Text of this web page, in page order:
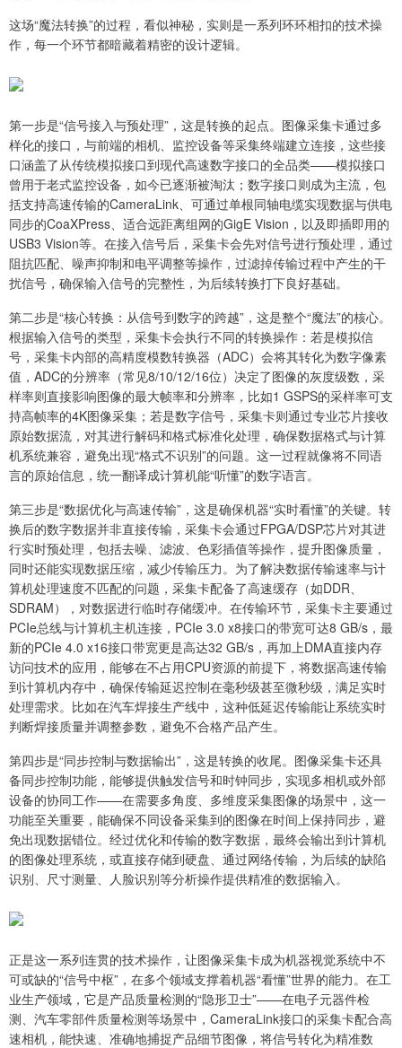
这场“魔法转换”的过程，看似神秘，实则是一系列环环相扣的技术操
作，每一个环节都暗藏着精密的设计逻辑。
第一步是“信号接入与预处理”，这是转换的起点。图像采集卡通过多
样化的接口，与前端的相机、监控设备等采集终端建立连接，这些接
口涵盖了从传统模拟接口到现代高速数字接口的全品类——模拟接口
曾用于老式监控设备，如今已逐渐被淘汰；数字接口则成为主流，包
括支持高速传输的CameraLink、可通过单根同轴电缆实现数据与供电
同步的CoaXPress、适合远距离组网的GigE Vision，以及即插即用的
USB3 Vision等。在接入信号后，采集卡会先对信号进行预处理，通过
阻抗匹配、噪声抑制和电平调整等操作，过滤掉传输过程中产生的干
扰信号，确保输入信号的完整性，为后续转换打下良好基础。
第二步是“核心转换：从信号到数字的跨越”，这是整个“魔法”的核心。
根据输入信号的类型，采集卡会执行不同的转换操作：若是模拟信
号，采集卡内部的高精度模数转换器（ADC）会将其转化为数字像素
值，ADC的分辨率（常见8/10/12/16位）决定了图像的灰度级数，采
样率则直接影响图像的最大帧率和分辨率，比如1 GSPS的采样率可支
持高帧率的4K图像采集；若是数字信号，采集卡则通过专业芯片接收
原始数据流，对其进行解码和格式标准化处理，确保数据格式与计算
机系统兼容，避免出现“格式不识别”的问题。这一过程就像将不同语
言的原始信息，统一翻译成计算机能“听懂”的数字语言。
第三步是“数据优化与高速传输”，这是确保机器“实时看懂”的关键。转
换后的数字数据并非直接传输，采集卡会通过FPGA/DSP芯片对其进
行实时预处理，包括去噪、滤波、色彩插值等操作，提升图像质量，
同时还能实现数据压缩，减少传输压力。为了解决数据传输速率与计
算机处理速度不匹配的问题，采集卡配备了高速缓存（如DDR、
SDRAM），对数据进行临时存储缓冲。在传输环节，采集卡主要通过
PCIe总线与计算机主机连接，PCIe 3.0 x8接口的带宽可达8 GB/s，最
新的PCIe 4.0 x16接口带宽更是高达32 GB/s，再加上DMA直接内存
访问技术的应用，能够在不占用CPU资源的前提下，将数据高速传输
到计算机内存中，确保传输延迟控制在毫秒级甚至微秒级，满足实时
处理需求。比如在汽车焊接生产线中，这种低延迟传输能让系统实时
判断焊接质量并调整参数，避免不合格产品产生。
第四步是“同步控制与数据输出”，这是转换的收尾。图像采集卡还具
备同步控制功能，能够提供触发信号和时钟同步，实现多相机或外部
设备的协同工作——在需要多角度、多维度采集图像的场景中，这一
功能至关重要，能确保不同设备采集到的图像在时间上保持同步，避
免出现数据错位。经过优化和传输的数字数据，最终会输出到计算机
的图像处理系统，或直接存储到硬盘、通过网络传输，为后续的缺陷
识别、尺寸测量、人脸识别等分析操作提供精准的数据输入。
正是这一系列连贯的技术操作，让图像采集卡成为机器视觉系统中不
可或缺的“信号中枢”，在多个领域支撑着机器“看懂”世界的能力。在工
业生产领域，它是产品质量检测的“隐形卫士”——在电子元器件检
测、汽车零部件质量检测等场景中，CameraLink接口的采集卡配合高
速相机，能快速、准确地捕捉产品细节图像，将信号转化为精准数